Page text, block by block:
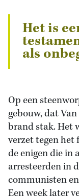
Het is
als
Op een
gebouw, dat
brand stak. Het
verzet tegen het
de enigen die in
arresteerden in
communisten